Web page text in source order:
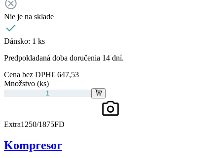
Nie je na sklade
Dánsko: 1 ks
Predpokladaná doba doručenia 14 dní.
Cena bez DPH€ 647,53
Množstvo (ks)
Extra1250/1875FD
Kompresor